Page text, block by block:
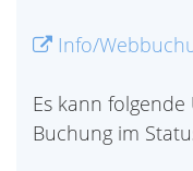
Info/
Es kann
Buchung im